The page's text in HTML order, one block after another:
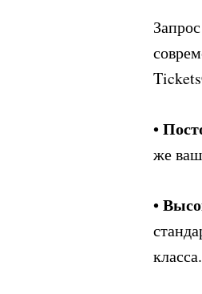
•
же
•
класса.